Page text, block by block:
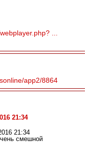
...
app2/8864
21:34
21:34
смешной